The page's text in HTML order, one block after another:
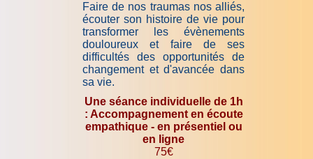
Faire de nos traumas nos alliés,
écouter son histoire de vie pour
transformer les évènements
douloureux et faire de ses
difficultés des opportunités de
changement et d'avancée dans
sa vie.
Une séance individuelle de 1h
: Accompagnement en écoute
empathique - en présentiel ou
en ligne
75€